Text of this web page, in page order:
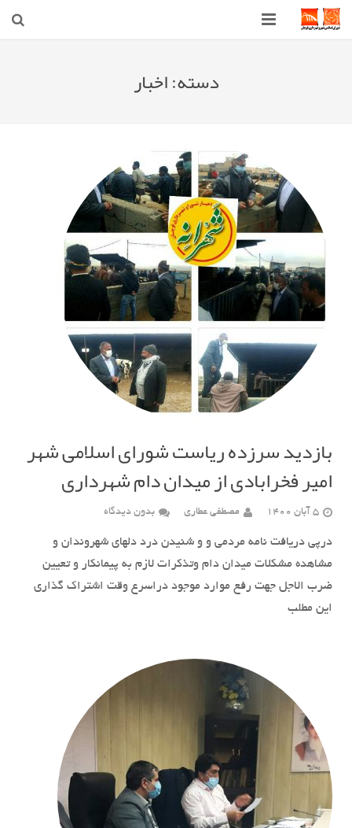
ارتباط با ما
دسته:اخبار
بازدید سرزده ریاست شورای اسلامی شهر
امیر فخرابادی از میدان دام شهرداری
5 آبان 1400 مصطفی عطاری بدون دیدگاه
درپی دریافت نامه مردمی و و شنیدن درد دلهای شهروندان و
مشاهده مشکلات میدان دام وتذکرات لازم به پیمانکار و تعیین
ضرب الاجل جهت رفع موارد موجود دراسرع وقت اشتراک گذاری
این مطلب